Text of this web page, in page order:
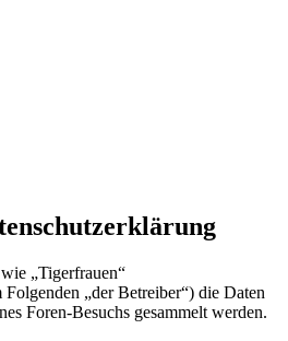
„Tigerfrauen“
„der Betreiber“) die Daten
Foren-Besuchs gesammelt werden.